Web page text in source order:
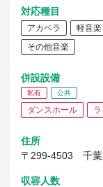
対応種目
アカペラ 軽音楽
その他音楽
併設設備
私有 公共
ダンスホール
住所
〒299-4503
千
収容人数